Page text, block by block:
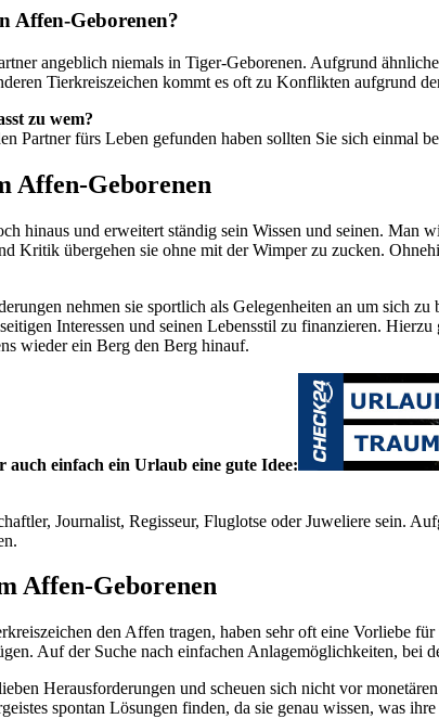
Affen-Geborenen?
angeblich niemals in Tiger-Geborenen. Aufgrund
Tierkreiszeichen kommt es oft zu Konflikten aufgrund
zu wem?
Partner fürs Leben gefunden haben sollten Sie sich einmal
Affen-Geborenen
hinaus und erweitert ständig sein Wissen und seinen.
Kritik übergehen sie ohne mit der Wimper zu zucken.
nehmen sie sportlich als Gelegenheiten an um sich
Interessen und seinen Lebensstil zu finanzieren.
wieder ein Berg den Berg hinauf.
auch einfach ein Urlaub eine gute Idee:
Journalist, Regisseur, Fluglotse oder Juweliere sein.
Affen-Geborenen
den Affen tragen, haben sehr oft eine Vorliebe
Auf der Suche nach einfachen Anlagemöglichkeiten, bei
Herausforderungen und scheuen sich nicht vor
spontan Lösungen finden, da sie genau wissen, was